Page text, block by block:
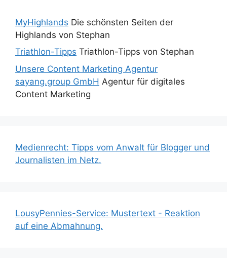
MyHighlands Die schönsten Seiten der
Highlands von Stephan
Triathlon-Tipps Triathlon-Tipps von Stephan
Unsere Content Marketing Agentur
sayang.group GmbH Agentur für digitales
Content Marketing
Medienrecht: Tipps vom Anwalt für Blogger und
Journalisten im Netz.
LousyPennies-Service: Mustertext - Reaktion
auf eine Abmahnung.